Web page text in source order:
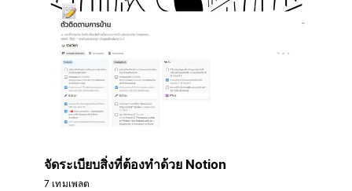
จัดระเบียบสิ่งที่ต้องทำด้วย Notion
7 เทมเพลต